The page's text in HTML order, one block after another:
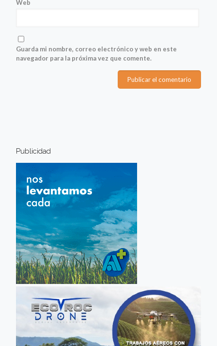
Web
Guarda mi nombre, correo electrónico y web en este
navegador para la próxima vez que comente.
Publicidad